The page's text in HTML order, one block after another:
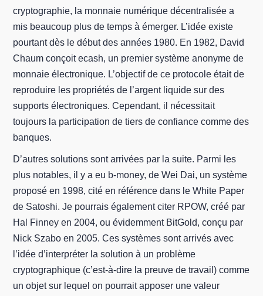
cryptographie, la monnaie numérique décentralisée a
mis beaucoup plus de temps à émerger. L’idée existe
pourtant dès le début des années 1980. En 1982, David
Chaum conçoit ecash, un premier système anonyme de
monnaie électronique. L’objectif de ce protocole était de
reproduire les propriétés de l’argent liquide sur des
supports électroniques. Cependant, il nécessitait
toujours la participation de tiers de confiance comme des
banques.
D’autres solutions sont arrivées par la suite. Parmi les
plus notables, il y a eu b-money, de Wei Dai, un système
proposé en 1998, cité en référence dans le White Paper
de Satoshi. Je pourrais également citer RPOW, créé par
Hal Finney en 2004, ou évidemment BitGold, conçu par
Nick Szabo en 2005. Ces systèmes sont arrivés avec
l’idée d’interpréter la solution à un problème
cryptographique (c’est-à-dire la preuve de travail) comme
un objet sur lequel on pourrait apposer une valeur